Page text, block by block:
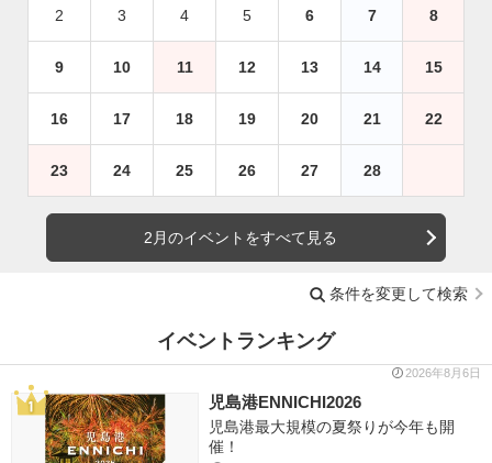
2 3 4 5 6 7 8
9 10 11 12 13 14 15
16 17 18 19 20 21 22
23 24 25 26 27 28
2月のイベントをすべて見る
条件を変更して検索
イベントランキング
2026年8月6日
児島港ENNICHI2026
児島港最大規模の夏祭りが今年も開
催！